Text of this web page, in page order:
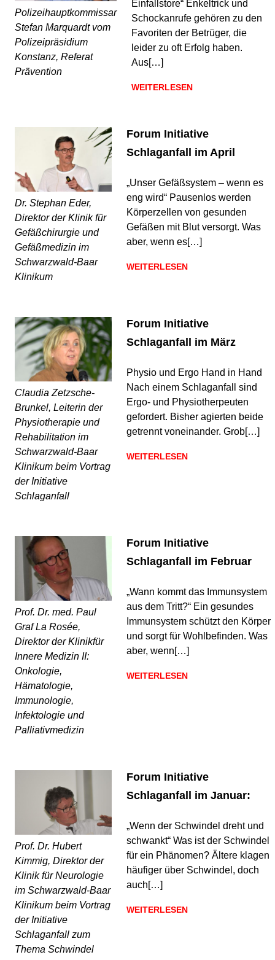
Polizeihauptkommissar
Stefan Marquardt vom
Polizeipräsidium
Konstanz, Referat
Prävention
Einfallstore“ Enkeltrick und
Schockanrufe gehören zu den
Favoriten der Betrüger, die
leider zu oft Erfolg haben.
Aus[…]
WEITERLESEN
Dr. Stephan Eder,
Direktor der Klinik für
Gefäßchirurgie und
Gefäßmedizin im
Schwarzwald-Baar
Klinikum
Forum Initiative
Schlaganfall im April
„Unser Gefäßsystem – wenn es
eng wird“ Pausenlos werden
Körperzellen von gesunden
Gefäßen mit Blut versorgt. Was
aber, wenn es[…]
WEITERLESEN
Claudia Zetzsche-
Brunkel, Leiterin der
Physiotherapie und
Rehabilitation im
Schwarzwald-Baar
Klinikum beim Vortrag
der Initiative
Schlaganfall
Forum Initiative
Schlaganfall im März
Physio und Ergo Hand in Hand
Nach einem Schlaganfall sind
Ergo- und Physiotherpeuten
gefordert. Bisher agierten beide
getrennt voneinander. Grob[…]
WEITERLESEN
Prof. Dr. med. Paul
Graf La Rosée,
Direktor der Klinikfür
Innere Medizin II:
Onkologie,
Hämatologie,
Immunologie,
Infektologie und
Palliativmedizin
Forum Initiative
Schlaganfall im Februar
„Wann kommt das Immunsystem
aus dem Tritt?“ Ein gesundes
Immunsystem schützt den Körper
und sorgt für Wohlbefinden. Was
aber, wenn[…]
WEITERLESEN
Prof. Dr. Hubert
Kimmig, Direktor der
Klinik für Neurologie
im Schwarzwald-Baar
Klinikum beim Vortrag
der Initiative
Schlaganfall zum
Thema Schwindel
Forum Initiative
Schlaganfall im Januar:
„Wenn der Schwindel dreht und
schwankt“ Was ist der Schwindel
für ein Phänomen? Ältere klagen
häufiger über Schwindel, doch
auch[…]
WEITERLESEN